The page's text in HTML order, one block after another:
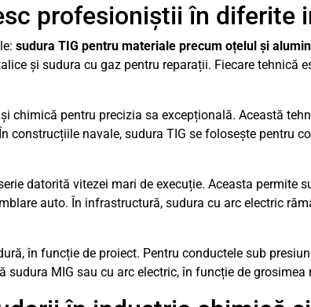
profesioniștii în diferite
sudura TIG pentru materiale precum oțelul și
și sudura cu gaz pentru reparații. Fiecare tehnică
chimică pentru precizia sa excepțională. Această
construcțiile navale, sudura TIG se folosește pentru
datorită vitezei mari de execuție. Aceasta permite
auto. În infrastructură, sudura cu arc electric
în funcție de proiect. Pentru conductele sub
sudura MIG sau cu arc electric, în funcție de grosimea